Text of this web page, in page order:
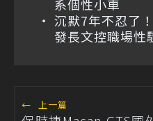
系個性小車
沉默7年不忍了
發長文控職場性
← 上一篇